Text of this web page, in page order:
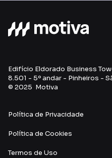
Edifício Eldorado Business
8.501 - 5º andar - Pinheiros -
© 2025 Motiva
Política de Privacidade
Política de Cookies
Termos de Uso